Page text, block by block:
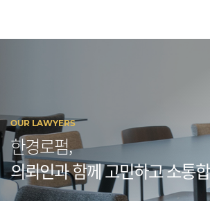
OUR LAWYERS
한경로펌,
의뢰인과 함께 고민하고 소통